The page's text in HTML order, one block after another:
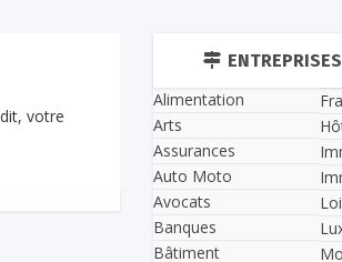
votre
Alimentation
Arts
Assurances
Auto Moto
Avocats
Banques
Bâtiment